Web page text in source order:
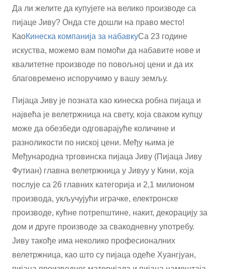
Да ли желите да купујете на велико производе са
пијаце Јиву? Онда сте дошли на право место!
КаоКинеска компанија за набавкуСа 23 године
искуства, можемо вам помоћи да набавите нове и
квалитетне производе по повољној цени и да их
благовремено испоручимо у вашу земљу.
Пијаца Јиву је позната као кинеска робна пијаца и
највећа је велетржница на свету, која сваком купцу
може да обезбеди одговарајуће количине и
разноликости по ниској цени. Међу њима је
Међународна трговинска пијаца Јиву (Пијаца Јиву
Футиан) главна велетржница у Јивуу у Кини, која
послује са 26 главних категорија и 2,1 милионом
производа, укључујући играчке, електронске
производе, кућне потрепштине, накит, декорацију за
дом и друге производе за свакодневну употребу.
Јиву такође има неколико професионалних
велетржница, као што су пијаца одеће Хуангјуан,